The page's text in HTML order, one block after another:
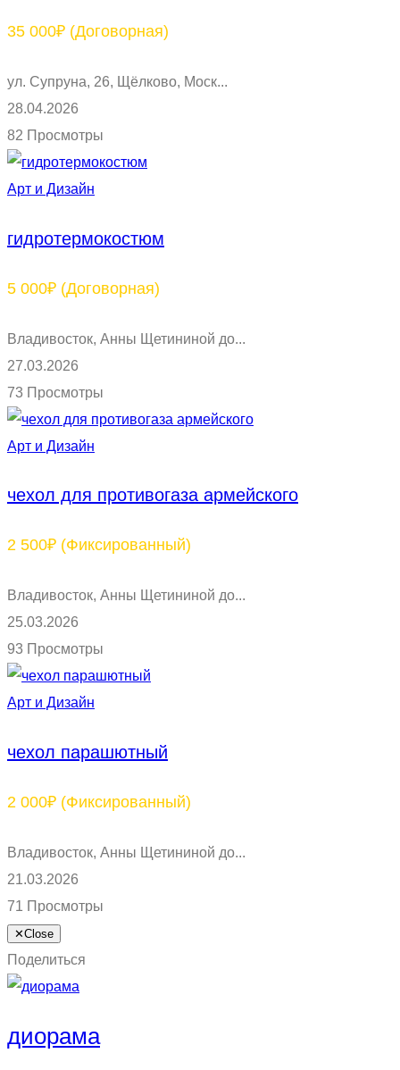
35 000₽ (Договорная)
ул. Супруна, 26, Щёлково, Моск...
28.04.2026
82 Просмотры
Арт и Дизайн
гидротермокостюм
5 000₽ (Договорная)
Владивосток, Анны Щетининой до...
27.03.2026
73 Просмотры
Арт и Дизайн
чехол для противогаза армейского
2 500₽ (Фиксированный)
Владивосток, Анны Щетининой до...
25.03.2026
93 Просмотры
Арт и Дизайн
чехол парашютный
2 000₽ (Фиксированный)
Владивосток, Анны Щетининой до...
21.03.2026
71 Просмотры
✕Close
Поделиться
диорама